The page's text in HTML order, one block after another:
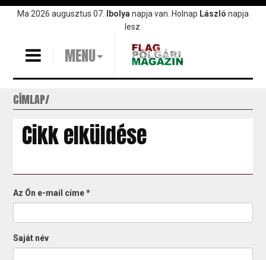
UgrásMa 2026 augusztus 07. Ibolya napja van. Holnap László napja
lesz.
MENU
CÍMLAP
Cikk elküldése
Az Ön e-mail címe*
Saját név